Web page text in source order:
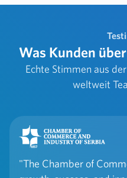
Was Kunden
Echte Stimmen aus
weltweit
"The Chamber of